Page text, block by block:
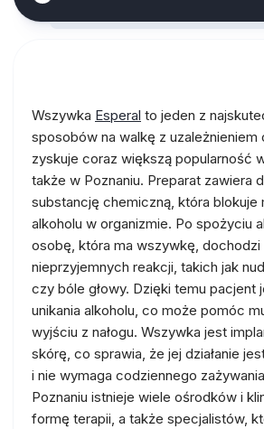
Wszywka Esperal to jeden z
sposobów na walkę z uzależnieniem
zyskuje coraz większą popularność
także w Poznaniu. Preparat zawiera
substancję chemiczną, która blokuje
alkoholu w organizmie. Po spożyciu
osobę, która ma wszywkę, dochodzi
nieprzyjemnych reakcji, takich jak
czy bóle głowy. Dzięki temu pacjent
unikania alkoholu, co może pomóc
wyjściu z nałogu. Wszywka jest
skórę, co sprawia, że jej działanie
i nie wymaga codziennego
Poznaniu istnieje wiele ośrodków i
formę terapii, a także specjalistów,